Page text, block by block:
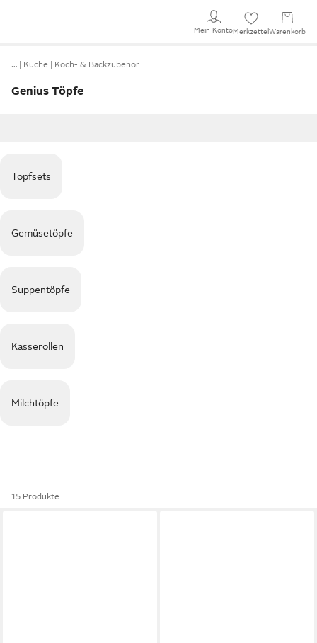
Mein KontoMerkzettel Warenkorb
… Küche Koch- & Backzubehör
Genius Töpfe
Topfsets
Gemüsetöpfe
Suppentöpfe
Kasserollen
Milchtöpfe
15 Produkte